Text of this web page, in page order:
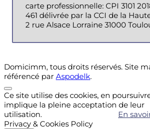
carte professionnelle: CPI 3101
461 délivrée par la CCI de la
2 rue Alsace Lorraine 31000
Domicimm, tous droits réservés. Site
référencé par Aspodelk.
Ce site utilise des cookies, en
implique la pleine acceptation de leur
utilisation.
En
Privacy & Cookies Policy